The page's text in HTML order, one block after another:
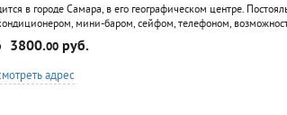
в городе Самара, в его географическом центре.
мини-баром, сейфом, телефоном,
и гигиены. Дополнительные услуги: кафе, заказ
3800.00руб.
адрес